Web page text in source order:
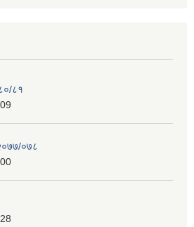
८१
०७८